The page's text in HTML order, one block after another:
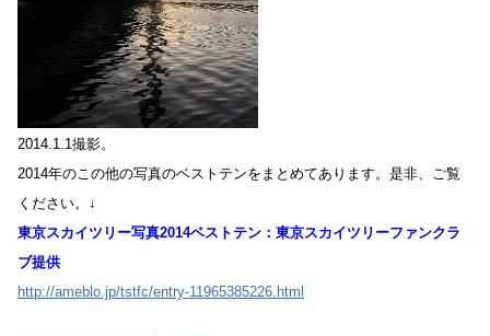
2014.1.1撮影。
2014年のこの他の写真のベストテンをまとめてあります。是非、ご覧
ください。↓
東京スカイツリー写真2014ベストテン：東京スカイツリーファンクラ
ブ提供
http://ameblo.jp/tstfc/entry-11965385226.html